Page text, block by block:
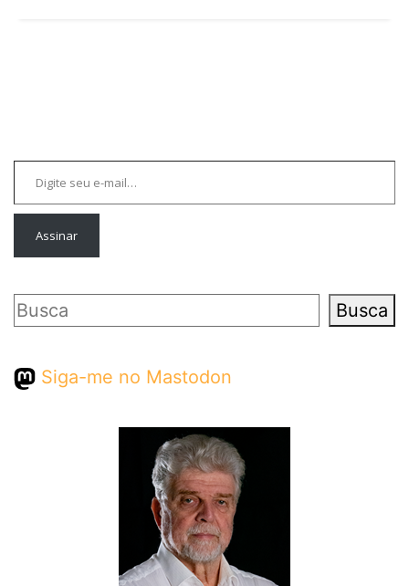
Digite seu e-mail…
Assinar
Pesquisar Busca
Siga-me no Mastodon